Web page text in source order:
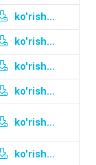
ko'rish...
ko'rish...
ko'rish...
ko'rish...
ko'rish...
ko'rish...